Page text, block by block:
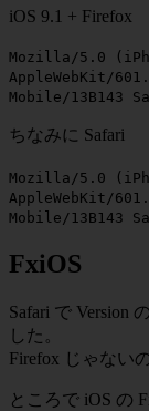
iOS 9.1 + Firefox
Mozilla/5.0
AppleWebKit/
Mobile/13B143
ちなみに Safari
Mozilla/5.0
AppleWebKit/
Mobile/13B143
FxiOS
Safari で Version
した。
Firefox じゃない
ところで iOS の